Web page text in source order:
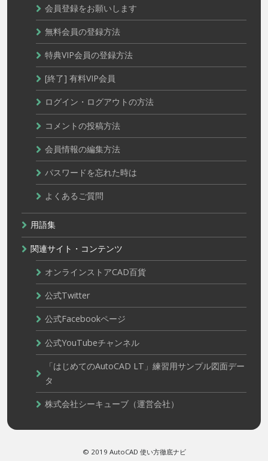
会員登録をお願いします
無料会員の登録方法
特典VIP会員の登録方法
[終了] 有料VIP会員
ログイン・ログアウトの方法
コメントの投稿方法
会員情報の編集方法
パスワードを忘れた時は
よくあるご質問
用語集
関連サイト・コンテンツ
オンラインストアCAD百貨
公式Twitter
公式Facebookページ
公式YouTubeチャンネル
「はじめてのAutoCAD LT」練習用サンプル図面デー
タ
株式会社シーキューブ（運営会社）
© 2019 AutoCAD 使い方徹底ナビ